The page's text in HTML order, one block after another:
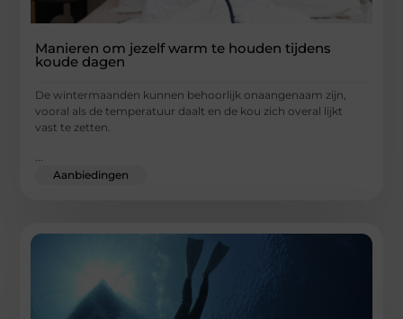
Manieren om jezelf warm te houden tijdens
koude dagen
De wintermaanden kunnen behoorlijk onaangenaam zijn,
vooral als de temperatuur daalt en de kou zich overal lijkt
vast te zetten.
Aanbiedingen